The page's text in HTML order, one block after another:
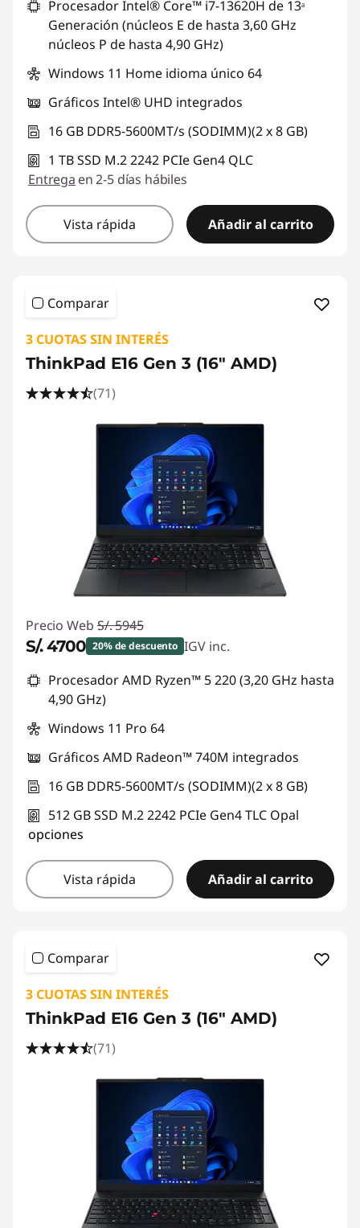
Procesador Intel® Core™ i7-13620H de 13ᵃ
Generación (núcleos E de hasta 3,60 GHz
núcleos P de hasta 4,90 GHz)
Windows 11 Home idioma único 64
Gráficos Intel® UHD integrados
16 GB DDR5-5600MT/s (SODIMM)(2 x 8 GB)
1 TB SSD M.2 2242 PCIe Gen4 QLC
Entrega en 2-5 días hábiles
Vista rápida Añadir al carrito
Comparar
3 CUOTAS SIN INTERÉS
ThinkPad E16 Gen 3 (16" AMD)
(71)
Precio Web S/. 5945
S/. 4700 20% de descuento IGV inc.
Ahorros instantáneos :-S/. 1245
Procesador AMD Ryzen™ 5 220 (3,20 GHz hasta
4,90 GHz)
Windows 11 Pro 64
Gráficos AMD Radeon™ 740M integrados
16 GB DDR5-5600MT/s (SODIMM)(2 x 8 GB)
512 GB SSD M.2 2242 PCIe Gen4 TLC Opal
opciones
Vista rápida Añadir al carrito
Comparar
3 CUOTAS SIN INTERÉS
ThinkPad E16 Gen 3 (16" AMD)
(71)